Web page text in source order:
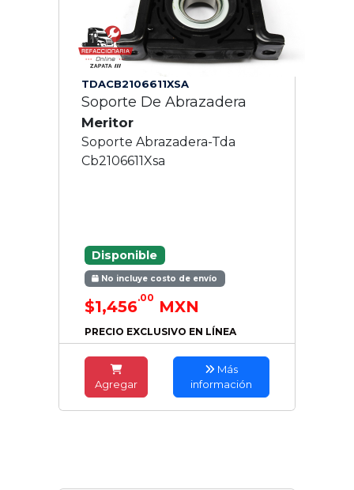
TDACB2106611XSA
Soporte De Abrazadera
Meritor
Soporte Abrazadera-Tda
Cb2106611Xsa
Disponible
No incluye costo de envío
$1,456.00 MXN
PRECIO EXCLUSIVO EN LÍNEA
Agregar
Más
información